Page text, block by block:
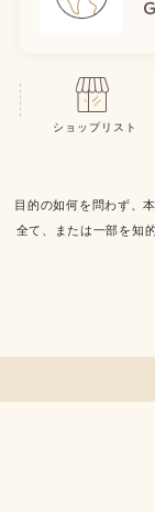
ショップリスト
目的の如何を問わず、
全て、または一部を知